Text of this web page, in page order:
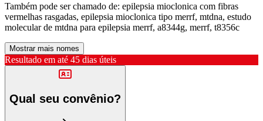
Também pode ser chamado de: epilepsia mioclonica com fibras
vermelhas rasgadas, epilepsia mioclonica tipo merrf, mtdna, estudo
molecular de mtdna para epilepsia merrf, a8344g, merrf, t8356c
Mostrar mais nomes
Resultado em até 45 dias úteis
Qual seu convênio?